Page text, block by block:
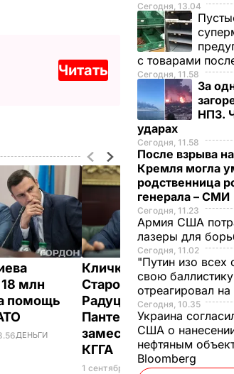
Читать
млн
помощь
ДЕНЬГИ
Кличко назначил
Старостенко,
Радуцкого и
Пантелеева своими
заместителями в
КГГА
1 сентября, 10.44СОБЫТИЯ
Сегодня, 13.04
с товарами
Сегодня, 11.58
За
НПЗ.
ударах
Сегодня, 11.58
После взрыва
Кремля могла
родственница
генерала – СМИ
Сегодня, 11.23
Армия США
лазеры для
Сегодня, 11.02
"Путин изо всех
свою
отреагировал
Сегодня, 10.35
Украина
США о
нефтяным
Bloomberg